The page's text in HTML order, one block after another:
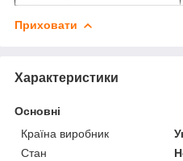
Приховати
Характеристики
Основні
Країна виробник
Стан